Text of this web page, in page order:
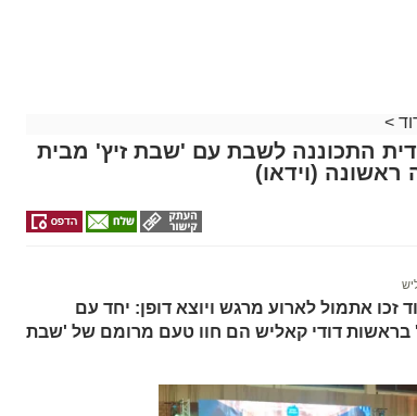
>
התכוננה לשבת עם 'שבת זיץ' מבית
(וידאו)
זכו אתמול לארוע מרגש ויוצא דופן: יחד עם
בראשות דודי קאליש הם חוו טעם מרומם של 'שבת